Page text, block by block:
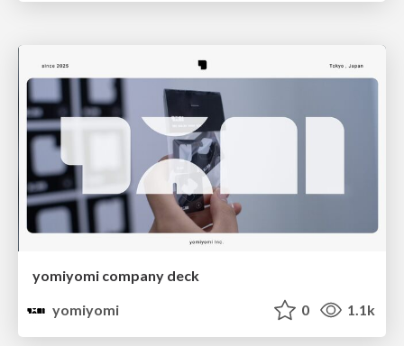
yomiyomi company deck
yomiyomi
0 1.1k